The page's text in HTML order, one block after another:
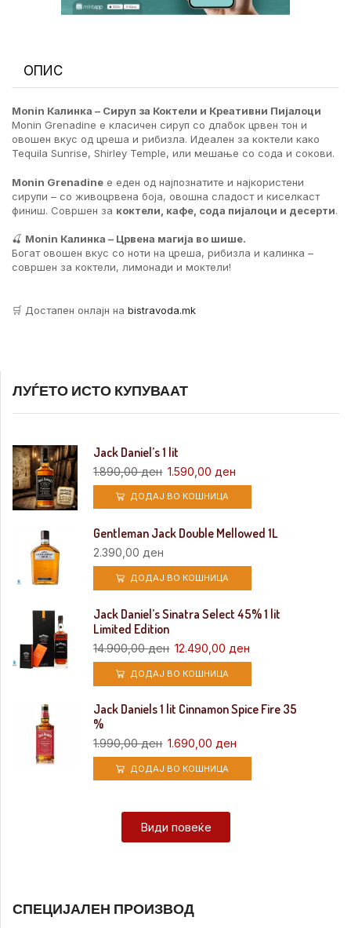
ОПИС
Monin Калинка – Сируп за Коктели и Креативни Пијалоци
Monin Grenadine е класичен сируп со длабок црвен тон и
овошен вкус од цреша и рибизла. Идеален за коктели како
Tequila Sunrise, Shirley Temple, или мешање со сода и сокови.
Monin Grenadine е еден од најпознатите и најкористени
сирупи – со живоцрвена боја, овошна сладост и киселкаст
финиш. Совршен за коктели, кафе, сода пијалоци и десерти.
🍒 Monin Калинка – Црвена магија во шише.
Богат овошен вкус со ноти на цреша, рибизла и калинка –
совршен за коктели, лимонади и моктели!
🛒 Достапен онлајн на bistravoda.mk
ЛУЃЕТО ИСТО КУПУВААТ
Jack Daniel’s 1 lit
1.890,00ден 1.590,00 ден
ДОДАЈ ВО КОШНИЦА
Gentleman Jack Double Mellowed 1L
2.390,00 ден
ДОДАЈ ВО КОШНИЦА
Jack Daniel’s Sinatra Select 45% 1 lit
Limited Edition
14.900,00ден 12.490,00 ден
ДОДАЈ ВО КОШНИЦА
Jack Daniels 1 lit Cinnamon Spice Fire 35
%
1.990,00ден 1.690,00 ден
ДОДАЈ ВО КОШНИЦА
Види повеќе
СПЕЦИЈАЛЕН ПРОИЗВОД